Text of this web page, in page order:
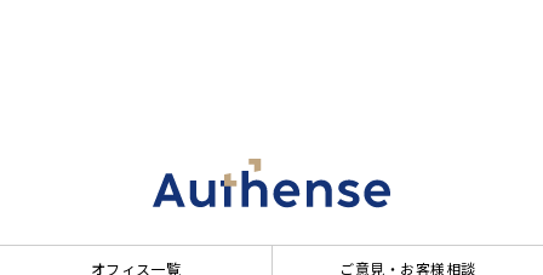
オフィス一覧 ご意見・お客様相談